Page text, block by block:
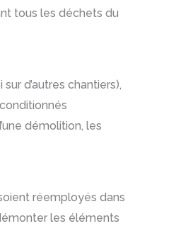
tous les déchets du
d’autres chantiers),
démolition, les
réemployés dans
les éléments